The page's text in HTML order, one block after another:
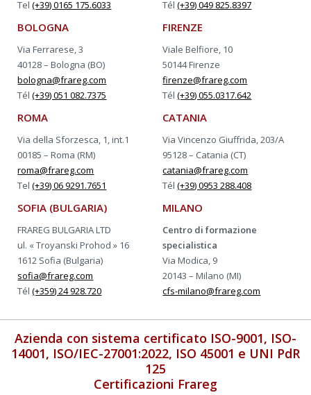
Tel(+39) 0165 175.6033
Tél(+39) 049 825.8397
BOLOGNA
Via Ferrarese, 3
40128 – Bologna (BO)
bologna@frareg.com
Tél(+39) 051 082.7375
FIRENZE
Viale Belfiore, 10
50144 Firenze
firenze@frareg.com
Tél(+39) 055.0317.642
ROMA
Via della Sforzesca, 1, int.1
00185 – Roma (RM)
roma@frareg.com
Tel(+39) 06 9291.7651
CATANIA
Via Vincenzo Giuffrida, 203/A
95128 – Catania (CT)
catania@frareg.com
Tél(+39) 0953 288.408
SOFIA (BULGARIA)
FRAREG BULGARIA LTD
ul. « Troyanski Prohod » 16
1612 Sofia (Bulgaria)
sofia@frareg.com
Tél(+359) 24 928.720
MILANO
Centro di formazione
specialistica
Via Modica, 9
20143 – Milano (MI)
cfs-milano@frareg.com
Azienda con sistema certificato ISO-9001, ISO-
14001, ISO/IEC-27001:2022, ISO 45001 e UNI PdR
125
Certificazioni Frareg